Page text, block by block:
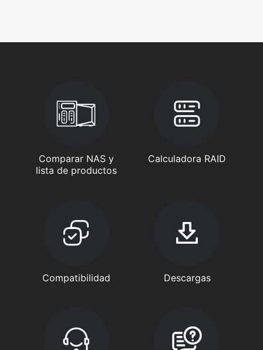
Comparar NAS y
lista de productos
Calculadora RAID
Compatibilidad Descargas